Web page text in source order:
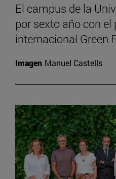
El campus de la
por sexto año con el
internacional Green
Imagen Manuel Castells